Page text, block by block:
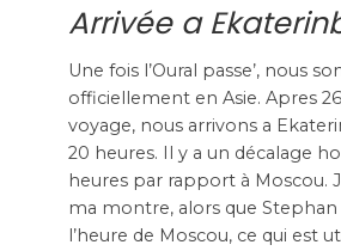
Arrivée a
Une fois l’Oural passe’, nous
officiellement en Asie. Apres
voyage, nous arrivons a
20 heures. Il y a un décalage
heures par rapport à Moscou.
ma montre, alors que Stephan
l’heure de Moscou, ce qui est